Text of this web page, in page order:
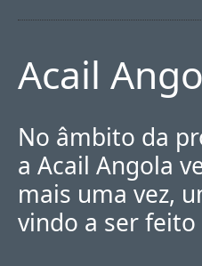
Acail
No âmbito da
a Acail Angola
mais uma vez,
vindo a ser